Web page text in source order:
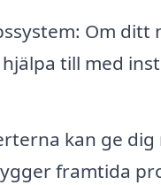
Om
till med
kan ge
framtida